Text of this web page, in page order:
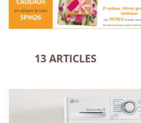
13 ARTICLES